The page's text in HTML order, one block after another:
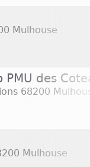
variés. À
de tabac.
Mulhouse :
du
maison. Mais,
de quelques
tabacs
vous
Mulhouse
PMU des
68200
Mulhouse